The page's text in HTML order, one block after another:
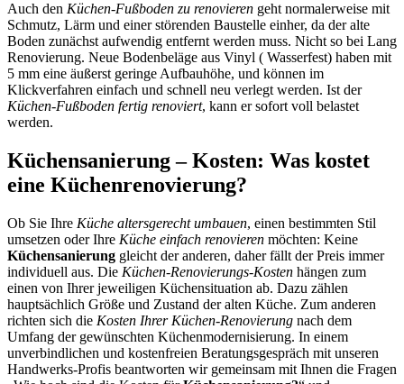
Auch den Küchen-Fußboden zu renovieren geht normalerweise mit
Schmutz, Lärm und einer störenden Baustelle einher, da der alte
Boden zunächst aufwendig entfernt werden muss. Nicht so bei Lang
Renovierung. Neue Bodenbeläge aus Vinyl ( Wasserfest) haben mit
5 mm eine äußerst geringe Aufbauhöhe, und können im
Klickverfahren einfach und schnell neu verlegt werden. Ist der
Küchen-Fußboden fertig renoviert, kann er sofort voll belastet
werden.
Küchensanierung – Kosten: Was kostet
eine Küchenrenovierung?
Ob Sie Ihre Küche altersgerecht umbauen, einen bestimmten Stil
umsetzen oder Ihre Küche einfach renovieren möchten: Keine
Küchensanierung gleicht der anderen, daher fällt der Preis immer
individuell aus. Die Küchen-Renovierungs-Kosten hängen zum
einen von Ihrer jeweiligen Küchensituation ab. Dazu zählen
hauptsächlich Größe und Zustand der alten Küche. Zum anderen
richten sich die Kosten Ihrer Küchen-Renovierung nach dem
Umfang der gewünschten Küchenmodernisierung. In einem
unverbindlichen und kostenfreien Beratungsgespräch mit unseren
Handwerks-Profis beantworten wir gemeinsam mit Ihnen die Fragen